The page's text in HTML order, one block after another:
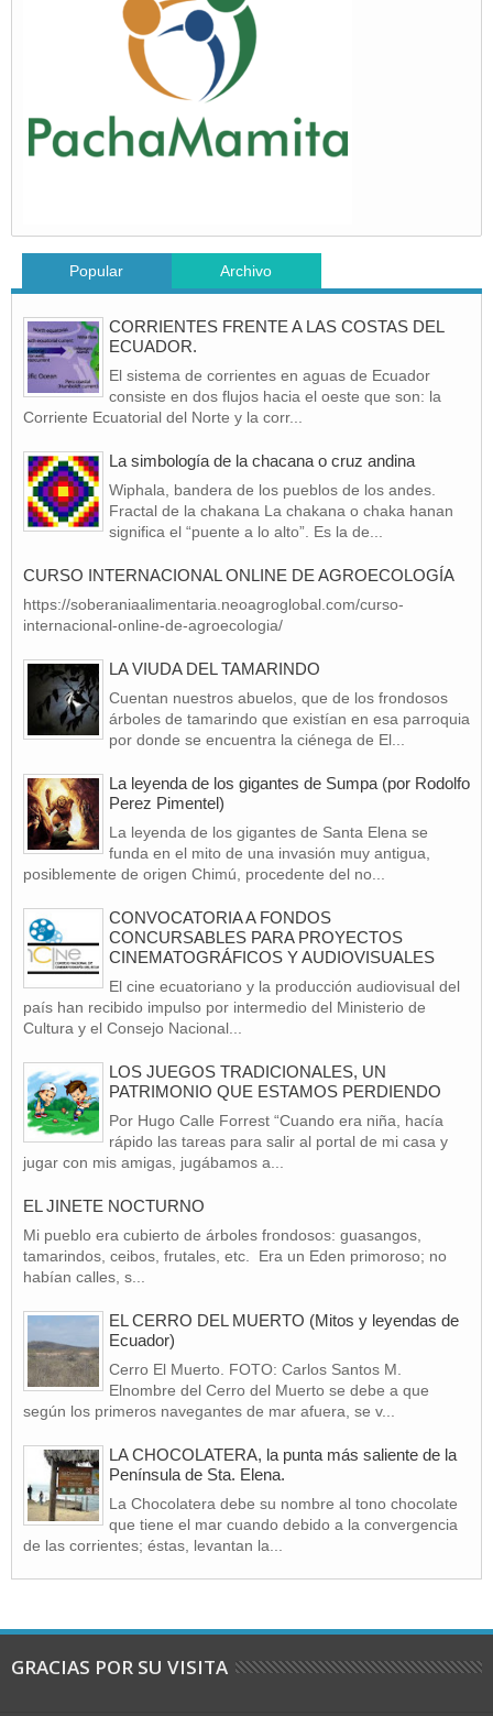
Popular Archivo
CORRIENTES FRENTE A LAS COSTAS DEL
ECUADOR.
El sistema de corrientes en aguas de Ecuador
consiste en dos flujos hacia el oeste que son: la
Corriente Ecuatorial del Norte y la corr...
La simbología de la chacana o cruz andina
Wiphala, bandera de los pueblos de los andes.
Fractal de la chakana La chakana o chaka hanan
significa el “puente a lo alto”. Es la de...
CURSO INTERNACIONAL ONLINE DE AGROECOLOGÍA
https://soberaniaalimentaria.neoagroglobal.com/curso-
internacional-online-de-agroecologia/
LA VIUDA DEL TAMARINDO
Cuentan nuestros abuelos, que de los frondosos
árboles de tamarindo que existían en esa parroquia
por donde se encuentra la ciénega de El...
La leyenda de los gigantes de Sumpa (por Rodolfo
Perez Pimentel)
La leyenda de los gigantes de Santa Elena se
funda en el mito de una invasión muy antigua,
posiblemente de origen Chimú, procedente del no...
CONVOCATORIA A FONDOS
CONCURSABLES PARA PROYECTOS
CINEMATOGRÁFICOS Y AUDIOVISUALES
El cine ecuatoriano y la producción audiovisual del
país han recibido impulso por intermedio del Ministerio de
Cultura y el Consejo Nacional...
LOS JUEGOS TRADICIONALES, UN
PATRIMONIO QUE ESTAMOS PERDIENDO
Por Hugo Calle Forrest “Cuando era niña, hacía
rápido las tareas para salir al portal de mi casa y
jugar con mis amigas, jugábamos a...
EL JINETE NOCTURNO
Mi pueblo era cubierto de árboles frondosos: guasangos,
tamarindos, ceibos, frutales, etc. Era un Eden primoroso; no
habían calles, s...
EL CERRO DEL MUERTO (Mitos y leyendas de
Ecuador)
Cerro El Muerto. FOTO: Carlos Santos M.
Elnombre del Cerro del Muerto se debe a que
según los primeros navegantes de mar afuera, se v...
LA CHOCOLATERA, la punta más saliente de la
Península de Sta. Elena.
La Chocolatera debe su nombre al tono chocolate
que tiene el mar cuando debido a la convergencia
de las corrientes; éstas, levantan la...
GRACIAS POR SU VISITA